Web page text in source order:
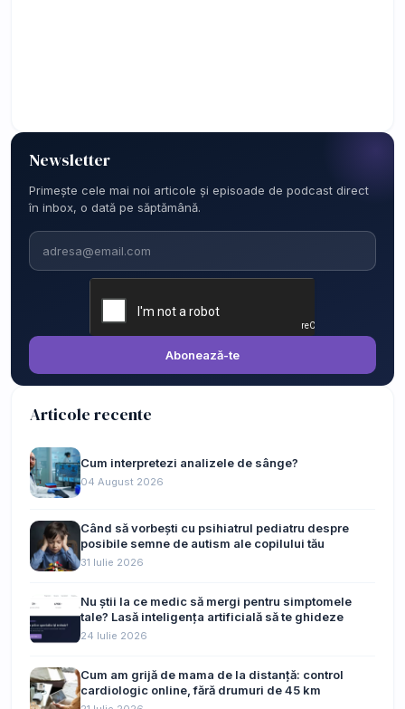
Newsletter
Primește cele mai noi articole și episoade de podcast direct
în inbox, o dată pe săptămână.
Email
Abonează-te
Articole recente
Cum interpretezi analizele de sânge?
04 August 2026
Când să vorbești cu psihiatrul pediatru despre
posibile semne de autism ale copilului tău
31 Iulie 2026
Nu știi la ce medic să mergi pentru simptomele
tale? Lasă inteligența artificială să te ghideze
24 Iulie 2026
Cum am grijă de mama de la distanță: control
cardiologic online, fără drumuri de 45 km